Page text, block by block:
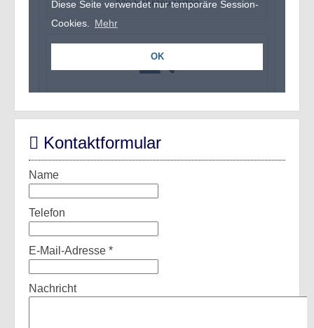
Kontaktformular
Name
Telefon
E-Mail-Adresse *
Nachricht